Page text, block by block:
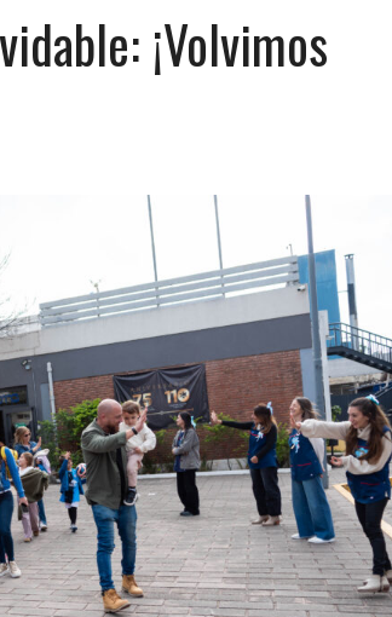
¡Volvimos